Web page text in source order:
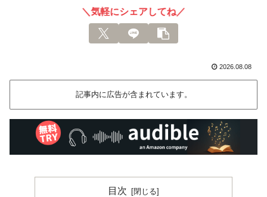
＼気軽にシェアしてね／
2026.08.08
記事内に広告が含まれています。
目次